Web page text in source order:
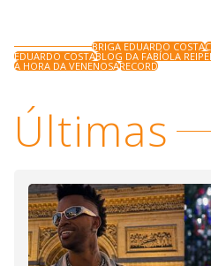
BRIGA EDUARDO COSTA
EDUARDO COSTABLOG DA FABÍOLA
A HORA DA VENENOSARECORD
Últimas